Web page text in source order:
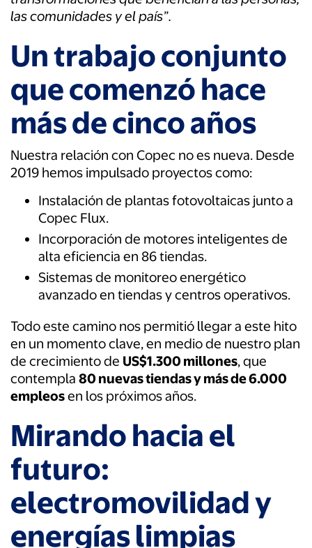
las comunidades y el país”.
Un trabajo conjunto
que comenzó hace
más de cinco años
Nuestra relación con Copec no es nueva. Desde
2019 hemos impulsado proyectos como:
Instalación de plantas fotovoltaicas junto a
Copec Flux.
Incorporación de motores inteligentes de
alta eficiencia en 86 tiendas.
Sistemas de monitoreo energético
avanzado en tiendas y centros operativos.
Todo este camino nos permitió llegar a este hito
en un momento clave, en medio de nuestro plan
de crecimiento de US$1.300 millones, que
contempla 80 nuevas tiendas y más de 6.000
empleosen los próximos años.
Mirando hacia el
futuro:
electromovilidad y
energías limpias